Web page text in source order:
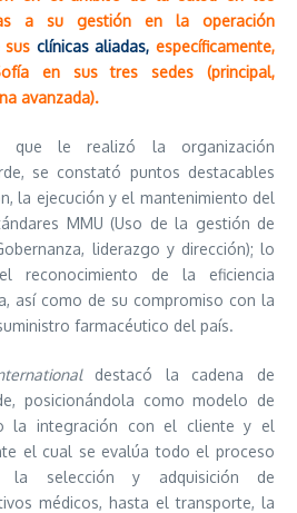
a su gestión en la operación
sus clínicas aliadas, específicamente,
en sus tres sedes (principal,
avanzada).
que le realizó la organización
se constató puntos destacables
la ejecución y el mantenimiento del
MMU (Uso de la gestión de
liderazgo y dirección); lo
reconocimiento de la eficiencia
así como de su compromiso con la
farmacéutico del país.
destacó la cadena de
posicionándola como modelo de
la integración con el cliente y el
el cual se evalúa todo el proceso
la selección y adquisición de
médicos, hasta el transporte, la